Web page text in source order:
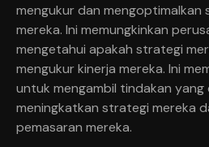
mengukur dan mengoptimalkan
mereka. Ini memungkinkan
mengetahui apakah strategi
mengukur kinerja mereka. Ini
untuk mengambil tindakan
meningkatkan strategi mereka
pemasaran mereka.